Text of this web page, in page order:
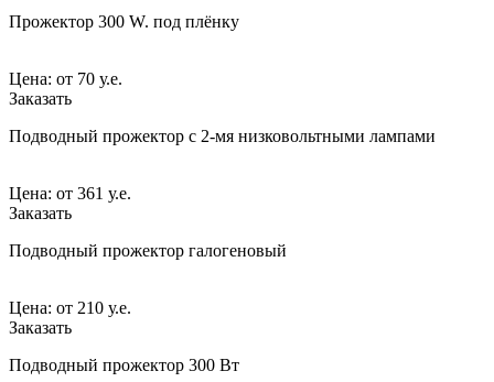
Прожектор 300 W. под плёнку
Цена: от 70 у.е.
Заказать
Подводный прожектор с 2-мя низковольтными лампами
Цена: от 361 у.е.
Заказать
Подводный прожектор галогеновый
Цена: от 210 у.е.
Заказать
Подводный прожектор 300 Вт